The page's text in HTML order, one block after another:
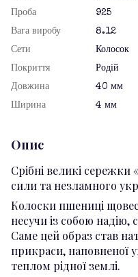
Проба
925
Вага виробу
8.12
Сети
Колосок
Покриття
Родій
Довжина
40 мм
Ширина
4 мм
Опис
Срібні великі
сили та незламного
Колоски пшениці
несучи із собою надію,
Саме цей образ став
прикраси, наповненої
теплом рідної землі.